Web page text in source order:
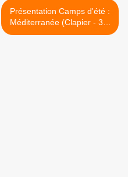
Présentation Camps d'été :
Méditerranée (Clapier - 34)
>